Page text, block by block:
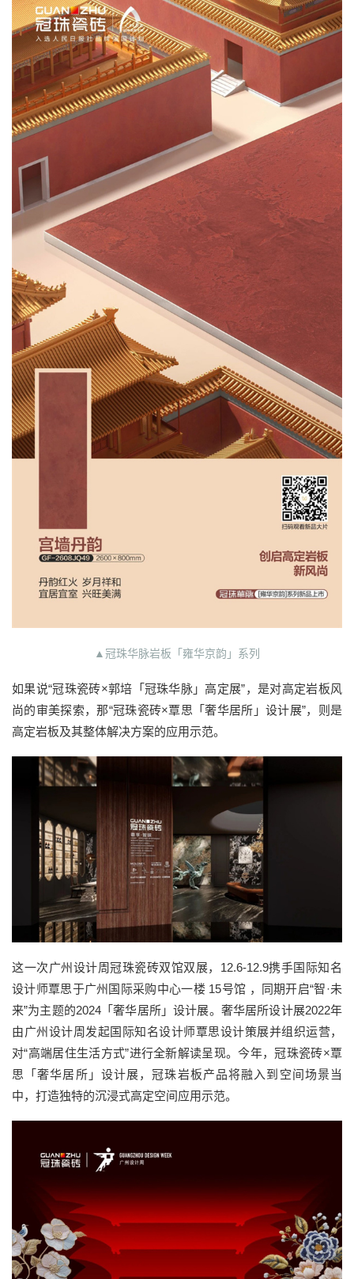
▲冠珠华脉岩板「雍华京韵」系列
如果说“冠珠瓷砖×郭培「冠珠华脉」高定展”，是对高定岩板风
尚的审美探索，那“冠珠瓷砖×覃思「奢华居所」设计展”，则是
高定岩板及其整体解决方案的应用示范。
这一次广州设计周冠珠瓷砖双馆双展，12.6-12.9携手国际知名
设计师覃思于广州国际采购中心一楼 15号馆 ，同期开启“智·未
来”为主题的2024「奢华居所」设计展。奢华居所设计展2022年
由广州设计周发起国际知名设计师覃思设计策展并组织运营，
对“高端居住生活方式”进行全新解读呈现。今年，冠珠瓷砖×覃
思「奢华居所」设计展，冠珠岩板产品将融入到空间场景当
中，打造独特的沉浸式高定空间应用示范。